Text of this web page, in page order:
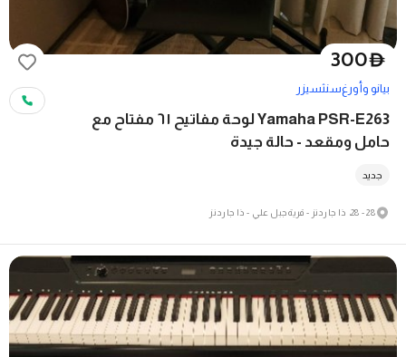
D
300
بيانو وأورغسنثسيزر
Yamaha PSR-E263 لوحة مفاتيح ٦١ مفتاح مع
حامل ومقعد - حالة جيدة
جديد
28 - 28، ذا جاردنز - قرية جبل علي - ذا جاردنز